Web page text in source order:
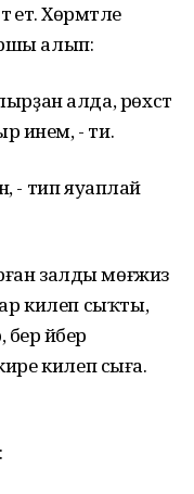
Хөрмәтле
алып:
алда, рөхсәт
инем, - ти.
- тип яуаплай
залды мөғжизә
килеп сыҡты,
әйбер
кире килеп сыға.